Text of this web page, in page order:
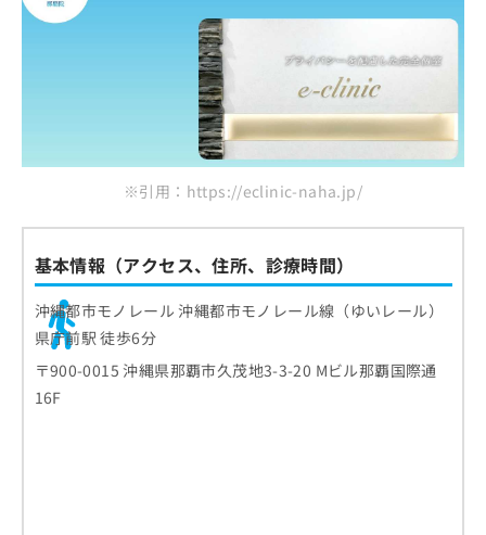
※引用：https://eclinic-naha.jp/
基本情報（アクセス、住所、診療時間）
沖縄都市モノレール 沖縄都市モノレール線（ゆいレール）
県庁前駅 徒歩6分
〒900-0015 沖縄県那覇市久茂地3-3-20 Mビル那覇国際通
16F